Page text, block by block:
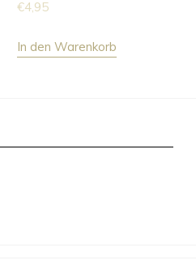
€4,95
In den Warenkorb